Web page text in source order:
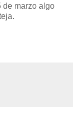
de marzo algo